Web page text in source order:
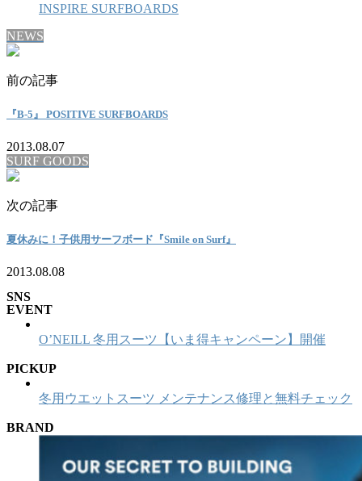
INSPIRE SURFBOARDS
NEWS
前の記事
『B-5』 POSITIVE SURFBOARDS
2013.08.07
SURF GOODS
次の記事
夏休みに！子供用サーフボード『Smile on Surf』
2013.08.08
SNS
EVENT
O’NEILL 冬用スーツ【いま得キャンペーン】開催
PICKUP
冬用ウエットスーツ メンテナンス修理と無料チェック
BRAND